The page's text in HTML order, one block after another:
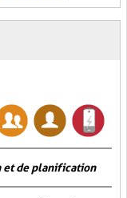
et de planification